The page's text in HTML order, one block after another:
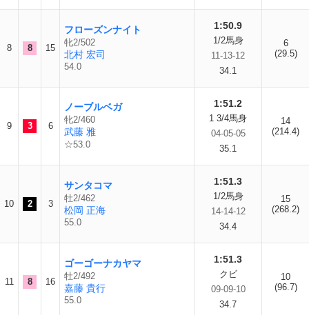
8 8 15
フローズンナイト
牝2/502
北村 宏司
54.0
1:50.9
1/2馬身
11-13-12
34.1
6
(29.5)
9 3 6
ノーブルベガ
牝2/460
武藤 雅
☆53.0
1:51.2
1 3/4馬身
04-05-05
35.1
14
(214.4)
10 2 3
サンタコマ
牡2/462
松岡 正海
55.0
1:51.3
1/2馬身
14-14-12
34.4
15
(268.2)
11 8 16
ゴーゴーナカヤマ
牡2/492
嘉藤 貴行
55.0
1:51.3
クビ
09-09-10
34.7
10
(96.7)